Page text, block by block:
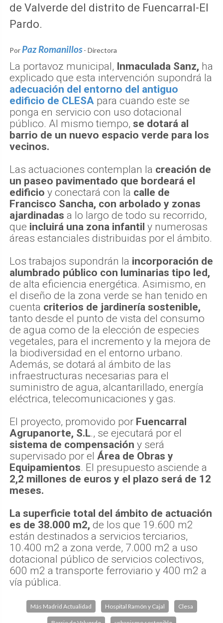
de Valverde del distrito de Fuencarral-El
Pardo.
Por Paz Romanillos - Directora
La portavoz municipal, Inmaculada Sanz, ha
explicado que esta intervención supondrá la
adecuación del entorno del antiguo
edificio de CLESA para cuando este se
ponga en servicio con uso dotacional
público. Al mismo tiempo, se dotará al
barrio de un nuevo espacio verde para los
vecinos.
Las actuaciones contemplan la creación de
un paseo pavimentado que bordeará el
edificio y conectará con la calle de
Francisco Sancha, con arbolado y zonas
ajardinadas a lo largo de todo su recorrido,
que incluirá una zona infantil y numerosas
áreas estanciales distribuidas por el ámbito.
Los trabajos supondrán la incorporación de
alumbrado público con luminarias tipo led,
de alta eficiencia energética. Asimismo, en
el diseño de la zona verde se han tenido en
cuenta criterios de jardinería sostenible,
tanto desde el punto de vista del consumo
de agua como de la elección de especies
vegetales, para el incremento y la mejora de
la biodiversidad en el entorno urbano.
Además, se dotará al ámbito de las
infraestructuras necesarias para el
suministro de agua, alcantarillado, energía
eléctrica, telecomunicaciones y gas.
El proyecto, promovido por Fuencarral
Agrupanorte, S.L., se ejecutará por el
sistema de compensación y será
supervisado por el Área de Obras y
Equipamientos. El presupuesto asciende a
2,2 millones de euros y el plazo será de 12
meses.
La superficie total del ámbito de actuación
es de 38.000 m2, de los que 19.600 m2
están destinados a servicios terciarios,
10.400 m2 a zona verde, 7.000 m2 a uso
dotacional público de servicios colectivos,
600 m2 a transporte ferroviario y 400 m2 a
vía pública.
Más Madrid Actualidad Hospital Ramón y Cajal Clesa